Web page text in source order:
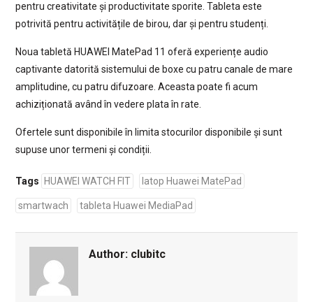
pentru creativitate și productivitate sporite. Tableta este
potrivită pentru activitățile de birou, dar și pentru studenți.
Noua tabletă HUAWEI MatePad 11 oferă experiențe audio
captivante datorită sistemului de boxe cu patru canale de mare
amplitudine, cu patru difuzoare. Aceasta poate fi acum
achiziționată având în vedere plata în rate.
Ofertele sunt disponibile în limita stocurilor disponibile și sunt
supuse unor termeni și condiții.
Tags HUAWEI WATCH FIT latop Huawei MatePad
smartwach tableta Huawei MediaPad
Author: clubitc